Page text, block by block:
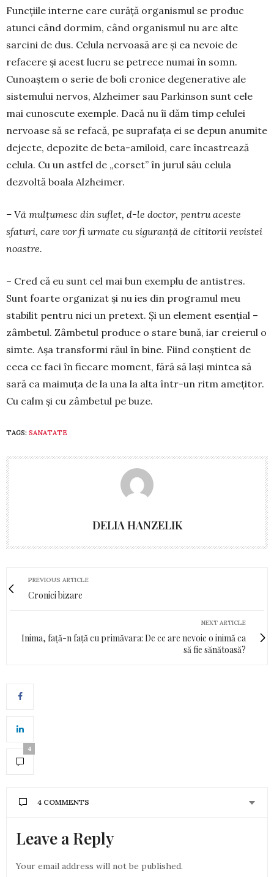
Funcțiile interne care cu­răță organismul se produc
atunci când dormim, când orga­nismul nu are alte
sarcini de dus. Celula ner­voasă are și ea nevoie de
refacere și acest lucru se petrece numai în somn.
Cunoaștem o serie de boli cronice degenerative ale
sistemului nervos, Alzhei­mer sau Parkinson sunt cele
mai cunoscute exem­ple. Dacă nu îi dăm timp celulei
nervoase să se refacă, pe suprafața ei se depun anumite
dejecte, depozite de beta-amiloid, care încastrează
celula. Cu un astfel de „corset” în jurul său celula
dezvoltă boala Alzheimer.
– Vă mulțumesc din suflet, d-le doctor, pentru aceste
sfaturi, care vor fi urmate cu siguranță de cititorii revistei
noastre.
– Cred că eu sunt cel mai bun exemplu de anti­stres.
Sunt foarte organizat și nu ies din programul meu
stabilit pentru nici un pretext. Și un element esențial –
zâmbetul. Zâmbetul produce o stare bună, iar creierul o
simte. Așa transformi răul în bine. Fiind conștient de
ceea ce faci în fiecare moment, fără să lași mintea să
sară ca maimuța de la una la alta într-un ritm amețitor.
Cu calm și cu zâmbetul pe buze.
TAGS: SANATATE
DELIA HANZELIK
PREVIOUS ARTICLE
Cronici bizare
NEXT ARTICLE
Inima, față-n față cu primăvara: De ce are nevoie o inimă ca
să fie sănătoasă?
4
4 COMMENTS
DANIELA CUCU DIN PLOIESTI
O gandirea pozitiva si la propriu dar si la figurat,
CIUREA. Mi-a dat-o, candva, demult (cam cu peste..
Leave a Reply
Your email address will not be published.